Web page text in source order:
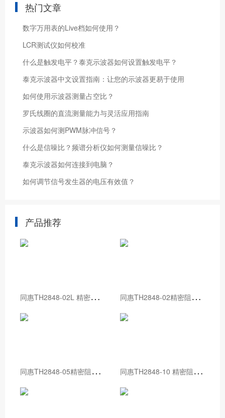
热门文章
数字万用表的Live档如何使用？
LCR测试仪如何校准
什么是触发电平？泰克示波器如何设置触发电平？
泰克示波器中文设置指南：让您的示波器更易于使用
如何使用示波器测量占空比？
罗氏线圈的直流测量能力与灵活应用指南
示波器如何测PWM脉冲信号？
什么是信噪比？频谱分析仪如何测量信噪比？
泰克示波器如何连接到电脑？
如何调节信号发生器的电压有效值？
产品推荐
同
惠TH2848-02L 精密阻抗分析仪 同
惠TH2848-02精密阻抗分析仪
同
惠TH2848-05精密阻抗分析仪 同
惠TH2848-10 精密阻抗分析仪